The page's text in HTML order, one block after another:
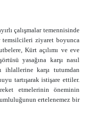
çalışmalar temennisinde
ziyaret boyunca
Kürt açılımı ve eve
yasağına karşı nasıl
ihlallerine karşı tutumdan
tartışarak istişare ettiler.
etmelerinin öneminin
ertelenemez bir